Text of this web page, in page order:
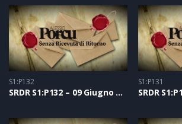
S1:P132
SRDR S1:P132 – 09 Giugno 2021
S1:P131